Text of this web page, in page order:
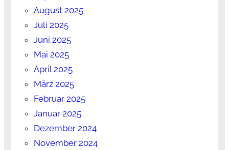
August 2025
Juli 2025
Juni 2025
Mai 2025
April 2025
März 2025
Februar 2025
Januar 2025
Dezember 2024
November 2024